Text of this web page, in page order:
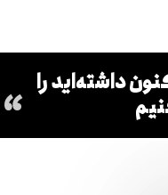
داشته‌اید را